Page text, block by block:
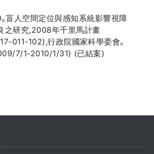
盲人空間定位與感知系統影響視障
之研究,2008年千里馬計畫
011-102),行政院國家科學委會｡
7/1-2010/1/31) (已結案)